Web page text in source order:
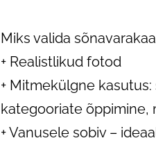
Miks valida
+ Realistlikud fotod
+ Mitmekülgne
kategooriate õppimine,
+ Vanusele sobiv –